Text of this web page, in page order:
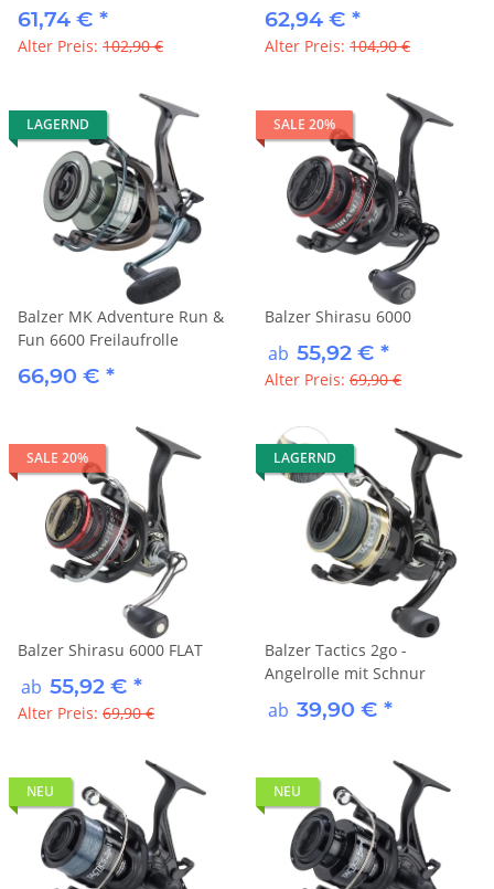
61,74 € *
Alter Preis: 102,90 €
62,94 € *
Alter Preis: 104,90 €
LAGERND
Balzer MK Adventure Run &
Fun 6600 Freilaufrolle
66,90 € *
SALE 20%
Balzer Shirasu 6000
ab 55,92 € *
Alter Preis: 69,90 €
SALE 20%
Balzer Shirasu 6000 FLAT
ab 55,92 € *
Alter Preis: 69,90 €
LAGERND
Balzer Tactics 2go -
Angelrolle mit Schnur
ab 39,90 € *
NEU NEU